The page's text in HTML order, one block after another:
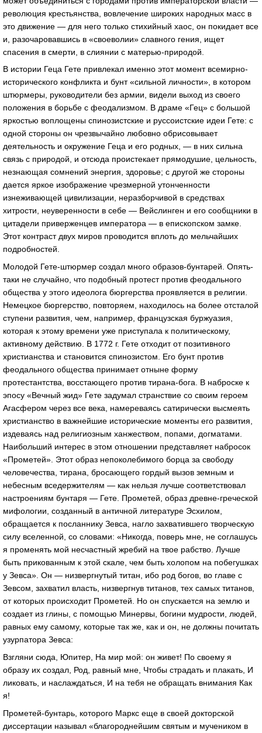
революция крестьянства, вовлечение широких народных масс в
это движение — для него только стихийный хаос, он покидает все
и, разочаровавшись в «своеволии» славного гения, ищет
спасения в смерти, в слиянии с матерью-природой.
В истории Геца Гете привлекал именно этот момент всемирно-
исторического конфликта и бунт «сильной личности», в котором
штюрмеры, руководители без армии, видели выход из своего
положения в борьбе с феодализмом. В драме «Гец» с большой
яркостью воплощены спинозистские и руссоистские идеи Гете: с
одной стороны он чрезвычайно любовно обрисовывает
деятельность и окружение Геца и его родных, — в них сильна
связь с природой, и отсюда проистекает прямодушие, цельность,
незнающая сомнений энергия, здоровье; с другой же стороны
дается яркое изображение чрезмерной утонченности
изнеживающей цивилизации, неразборчивой в средствах
хитрости, неуверенности в себе — Вейслинген и его сообщники в
цитадели приверженцев императора — в епископском замке.
Этот контраст двух миров проводится вплоть до мельчайших
подробностей.
Молодой Гете-штюрмер создал много образов-бунтарей. Опять-
таки не случайно, что подобный протест против феодального
общества у этого идеолога бюргерства проявляется в религии.
Немецкое бюргерство, повторяем, находилось на более отсталой
ступени развития, чем, например, французская буржуазия,
которая к этому времени уже приступала к политическому,
активному действию. В 1772 г. Гете отходит от позитивного
христианства и становится спинозистом. Его бунт против
феодального общества принимает отныне форму
протестантства, восстающего против тирана-бога. В наброске к
эпосу «Вечный жид» Гете задумал странствие со своим героем
Агасфером через все века, намереваясь сатирически высмеять
христианство в важнейшие исторические моменты его развития,
издеваясь над религиозным ханжеством, попами, догматами.
Наибольший интерес в этом отношении представляет набросок
«Прометей». Этот образ непоколебимого борца за свободу
человечества, тирана, бросающего гордый вызов земным и
небесным вседержителям — как нельзя лучше соответствовал
настроениям бунтаря — Гете. Прометей, образ древне-греческой
мифологии, созданный в античной литературе Эсхилом,
обращается к посланнику Зевса, нагло захватившего творческую
силу вселенной, со словами: «Никогда, поверь мне, не соглашусь
я променять мой несчастный жребий на твое рабство. Лучше
быть прикованным к этой скале, чем быть холопом на побегушках
у Зевса». Он — низвергнутый титан, ибо род богов, во главе с
Зевсом, захватил власть, низвергнув титанов, тех самых титанов,
от которых происходит Прометей. Но он спускается на землю и
создает из глины, с помощью Минервы, богини мудрости, людей,
равных ему самому, которые так же, как и он, не должны почитать
узурпатора Зевса:
Взгляни сюда, Юпитер, На мир мой: он живет! По своему я
образу их создал, Род, равный мне, Чтобы страдать и плакать, И
ликовать, и наслаждаться, И на тебя не обращать внимания Как
я!
Прометей-бунтарь, которого Маркс еще в своей докторской
диссертации называл «благороднейшим святым и мучеником в